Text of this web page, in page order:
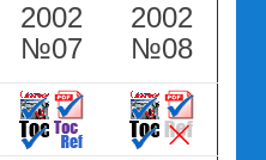
2002
№07
2002
№08